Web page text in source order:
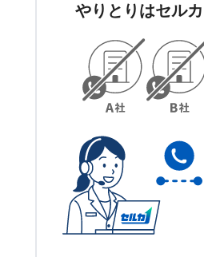
やりとりはセル